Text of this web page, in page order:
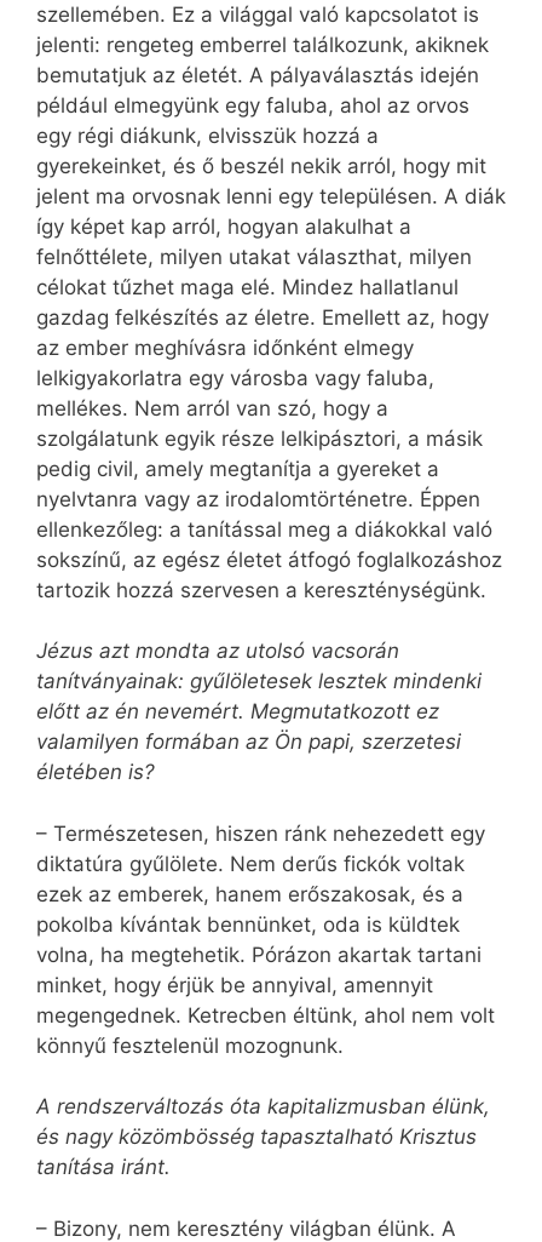
szellemében. Ez a világgal való kapcsolatot is
jelenti: rengeteg emberrel találkozunk, akiknek
bemutatjuk az életét. A pályaválasztás idején
például elmegyünk egy faluba, ahol az orvos
egy régi diákunk, elvisszük hozzá a
gyerekeinket, és ő beszél nekik arról, hogy mit
jelent ma orvosnak lenni egy településen. A diák
így képet kap arról, hogyan alakulhat a
felnőttélete, milyen utakat választhat, milyen
célokat tűzhet maga elé. Mindez hallatlanul
gazdag felkészítés az életre. Emellett az, hogy
az ember meghívásra időnként elmegy
lelkigyakorlatra egy városba vagy faluba,
mellékes. Nem arról van szó, hogy a
szolgálatunk egyik része lelkipásztori, a másik
pedig civil, amely megtanítja a gyereket a
nyelvtanra vagy az irodalomtörténetre. Éppen
ellenkezőleg: a tanítással meg a diákokkal való
sokszínű, az egész életet átfogó foglalkozáshoz
tartozik hozzá szervesen a kereszténységünk.
Jézus azt mondta az utolsó vacsorán
tanítványainak: gyűlöletesek lesztek mindenki
előtt az én nevemért. Megmutatkozott ez
valamilyen formában az Ön papi, szerzetesi
életében is?
– Természetesen, hiszen ránk nehezedett egy
diktatúra gyűlölete. Nem derűs fickók voltak
ezek az emberek, hanem erőszakosak, és a
pokolba kívántak bennünket, oda is küldtek
volna, ha megtehetik. Pórázon akartak tartani
minket, hogy érjük be annyival, amennyit
megengednek. Ketrecben éltünk, ahol nem volt
könnyű fesztelenül mozognunk.
A rendszerváltozás óta kapitalizmusban élünk,
és nagy közömbösség tapasztalható Krisztus
tanítása iránt.
– Bizony, nem keresztény világban élünk. A